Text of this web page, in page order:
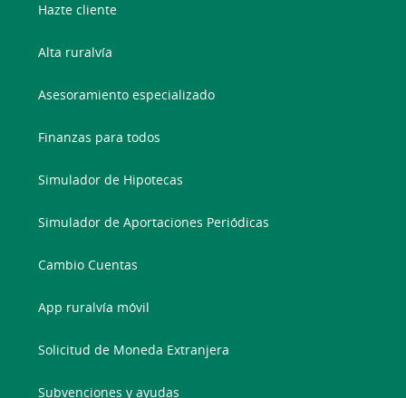
Hazte cliente
Alta ruralvía
Asesoramiento especializado
Finanzas para todos
Simulador de Hipotecas
Simulador de Aportaciones Periódicas
Cambio Cuentas
App ruralvía móvil
Solicitud de Moneda Extranjera
Subvenciones y ayudas